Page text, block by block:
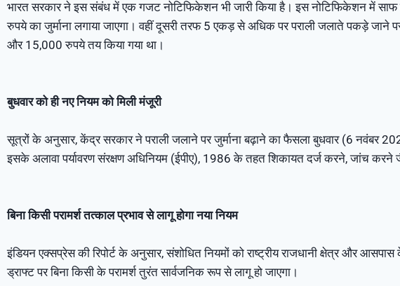
भारत सरकार ने इस संबंध में एक गजट नोटिफिकेशन भी जारी किया है। इस नोटिफिकेशन में
रुपये का जुर्माना लगाया जाएगा। वहीं दूसरी तरफ 5 एकड़ से अधिक पर पराली जलाते पकड़े जाने
और 15,000 रुपये तय किया गया था।
बुधवार को ही नए नियम को मिली मंजूरी
सूत्रों के अनुसार, केंद्र सरकार ने पराली जलाने पर जुर्माना बढ़ाने का फैसला बुधवार (6 नवंबर
इसके अलावा पर्यावरण संरक्षण अधिनियम (ईपीए), 1986 के तहत शिकायत दर्ज करने, जांच करने
बिना किसी परामर्श तत्काल प्रभाव से लागू होगा नया नियम
इंडियन एक्सप्रेस की रिपोर्ट के अनुसार, संशोधित नियमों को राष्ट्रीय राजधानी क्षेत्र और
ड्राफ्ट पर बिना किसी के परामर्श तुरंत सार्वजनिक रूप से लागू हो जाएगा।